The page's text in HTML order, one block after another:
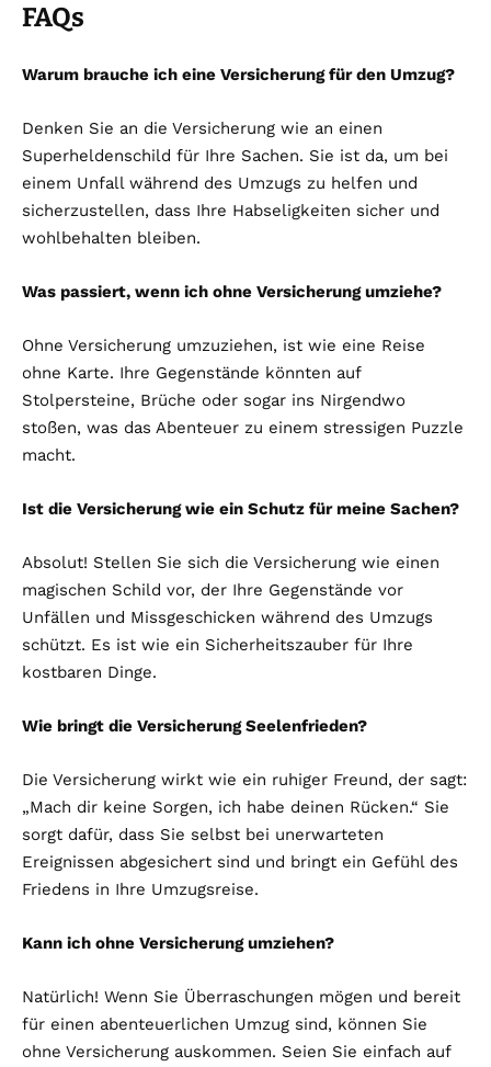
FAQs
Warum brauche ich eine Versicherung für den Umzug?
Denken Sie an die Versicherung wie an einen
Superheldenschild für Ihre Sachen. Sie ist da, um bei
einem Unfall während des Umzugs zu helfen und
sicherzustellen, dass Ihre Habseligkeiten sicher und
wohlbehalten bleiben.
Was passiert, wenn ich ohne Versicherung umziehe?
Ohne Versicherung umzuziehen, ist wie eine Reise
ohne Karte. Ihre Gegenstände könnten auf
Stolpersteine, Brüche oder sogar ins Nirgendwo
stoßen, was das Abenteuer zu einem stressigen Puzzle
macht.
Ist die Versicherung wie ein Schutz für meine Sachen?
Absolut! Stellen Sie sich die Versicherung wie einen
magischen Schild vor, der Ihre Gegenstände vor
Unfällen und Missgeschicken während des Umzugs
schützt. Es ist wie ein Sicherheitszauber für Ihre
kostbaren Dinge.
Wie bringt die Versicherung Seelenfrieden?
Die Versicherung wirkt wie ein ruhiger Freund, der sagt:
„Mach dir keine Sorgen, ich habe deinen Rücken.“ Sie
sorgt dafür, dass Sie selbst bei unerwarteten
Ereignissen abgesichert sind und bringt ein Gefühl des
Friedens in Ihre Umzugsreise.
Kann ich ohne Versicherung umziehen?
Natürlich! Wenn Sie Überraschungen mögen und bereit
für einen abenteuerlichen Umzug sind, können Sie
ohne Versicherung auskommen. Seien Sie einfach auf